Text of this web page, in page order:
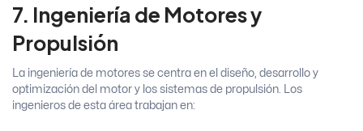
7. Ingeniería de Motores y
Propulsión
La ingeniería de motores se centra en el diseño, desarrollo y
optimización del motor y los sistemas de propulsión. Los
ingenieros de esta área trabajan en: